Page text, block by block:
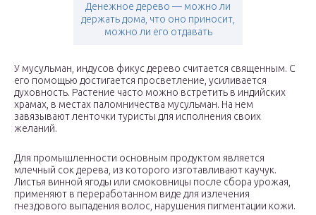
Денежное дерево — можно ли
держать дома, что оно приносит,
можно ли его отдавать
У мусульман, индусов фикус дерево считается священным. С
его помощью достигается просветление, усиливается
духовность. Растение часто можно встретить в индийских
храмах, в местах паломничества мусульман. На нем
завязывают ленточки туристы для исполнения своих
желаний.
Для промышленности основным продуктом является
млечный сок дерева, из которого изготавливают каучук.
Листья винной ягоды или смоковницы после сбора урожая,
применяют в переработанном виде для излечения
гнездового выпадения волос, нарушения пигментации кожи.